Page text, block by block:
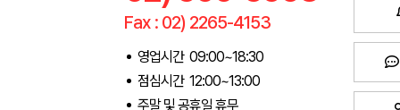
Fax : 02) 2265-4153
영업시간 09:00~18:30
점심시간 12:00~13:00
주말 및 공휴일 휴무